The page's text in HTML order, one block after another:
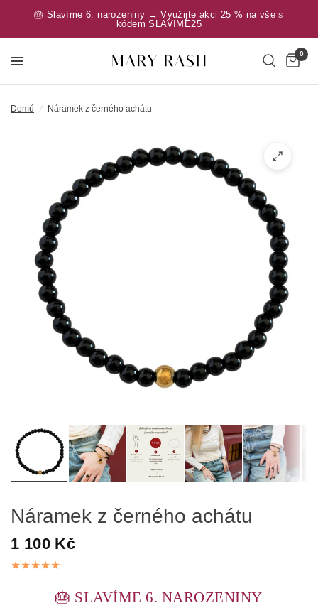
🎂 Slavíme 6. narozeniny → Využijte akci 25 % na vše s
kódem SLAVIME25
0
Domů / Náramek z černého achátu
Náramek z černého achátu
1 100 Kč
🎂 SLAVÍME 6. NAROZENINY